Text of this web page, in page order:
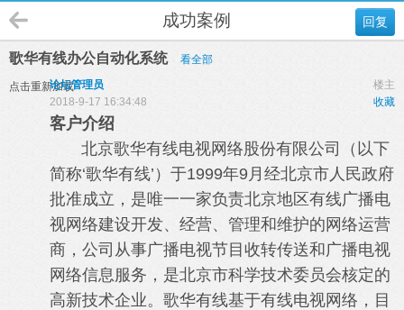
回复
成功案例
歌华有线办公自动化系统 看全部
点击重新加载 楼主
论坛管理员
收藏
2018-9-17 16:34:48
客户介绍
北京歌华有线电视网络股份有限公司（以下
简称‘歌华有线’）于1999年9月经北京市人民政府
批准成立，是唯一一家负责北京地区有线广播电
视网络建设开发、经营、管理和维护的网络运营
商，公司从事广播电视节目收转传送和广播电视
网络信息服务，是北京市科学技术委员会核定的
高新技术企业。歌华有线基于有线电视网络，目